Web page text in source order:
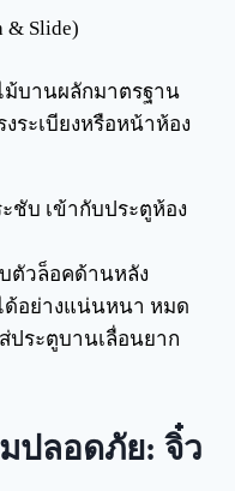
& Slide)
บานผลักมาตรฐาน
ระเบียงหรือหน้าห้อง
ชับ เข้ากับประตูห้อง
ตัวล็อคด้านหลัง
ด้อย่างแน่นหนา หมด
ประตูบานเลื่อนยาก
ปลอดภัย: จิ๋ว